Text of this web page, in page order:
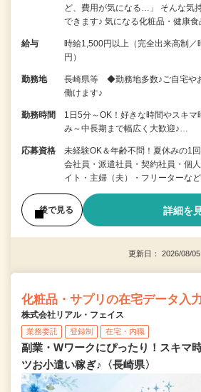
ど、費用が気になる…」 そんな気
できます♪ 気になる化粧品・健康
給与
時給1,500円以上（完全出来高制
円）
勤務地
長崎県等 ◆勤務地多数♪ご自宅や
働けます♪
勤務時間
1日5分～OK！好きな時間やスキ
み～中長期まで幅広く大歓迎♪…
応募資格
未経験OK＆年齢不問！夏休みの1
会社員・派遣社員・契約社員・個
イト・主婦（夫）・フリーターな
後で見る 詳細を
更新日： 2026/08/
化粧品・サプリの在宅データ入力
株式会社リアル・フェイス
業務委託 登録制 在宅・内職
副業・Wワークにぴったり！スキマ
ツお小遣い稼ぎ♪〈長崎県〉